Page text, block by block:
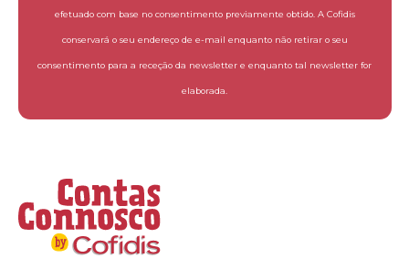
efetuado com base no consentimento previamente obtido. A Cofidis
conservará o seu endereço de e-mail enquanto não retirar o seu
consentimento para a receção da newsletter e enquanto tal newsletter for
elaborada.